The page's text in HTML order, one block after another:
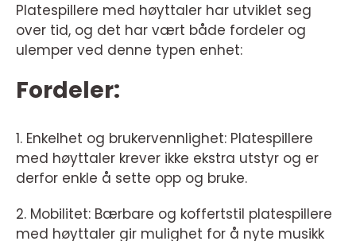
Platespillere med høyttaler har utviklet seg
over tid, og det har vært både fordeler og
ulemper ved denne typen enhet:
Fordeler:
1. Enkelhet og brukervennlighet: Platespillere
med høyttaler krever ikke ekstra utstyr og er
derfor enkle å sette opp og bruke.
2. Mobilitet: Bærbare og koffertstil platespillere
med høyttaler gir mulighet for å nyte musikk